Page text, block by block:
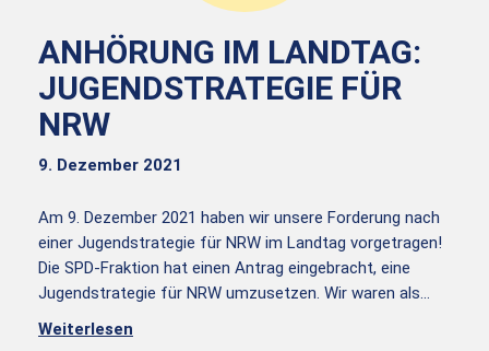
ANHÖRUNG IM LANDTAG:
JUGENDSTRATEGIE FÜR
NRW
9. Dezember 2021
Am 9. Dezember 2021 haben wir unsere Forderung nach
einer Jugendstrategie für NRW im Landtag vorgetragen!
Die SPD-Fraktion hat einen Antrag eingebracht, eine
Jugendstrategie für NRW umzusetzen. Wir waren als…
Weiterlesen